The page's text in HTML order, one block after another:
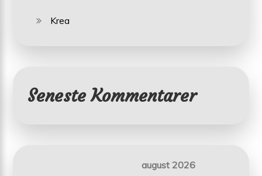
Krea
Seneste Kommentarer
august 2026